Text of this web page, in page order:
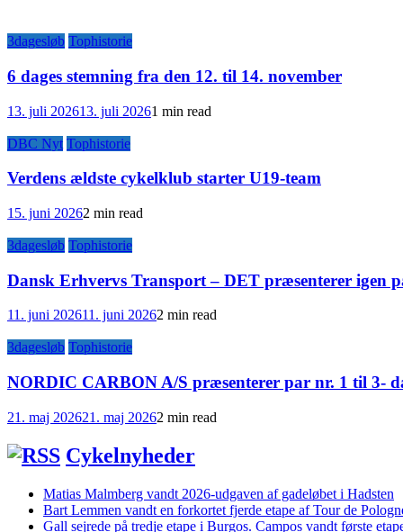
3dagesløb Tophistorie
6 dages stemning fra den 12. til 14. november
13. juli 202613. juli 20261 min read
DBC Nyt Tophistorie
Verdens ældste cykelklub starter U19-team
15. juni 20262 min read
3dagesløb Tophistorie
Dansk Erhvervs Transport – DET præsenterer igen
11. juni 202611. juni 20262 min read
3dagesløb Tophistorie
NORDIC CARBON A/S præsenterer par nr. 1 til 3-
21. maj 202621. maj 20262 min read
Cykelnyheder
Matias Malmberg vandt 2026-udgaven af gadeløbet i Hadsten
Bart Lemmen vandt en forkortet fjerde etape af Tour de
Gall sejrede på tredje etape i Burgos. Campos vandt første